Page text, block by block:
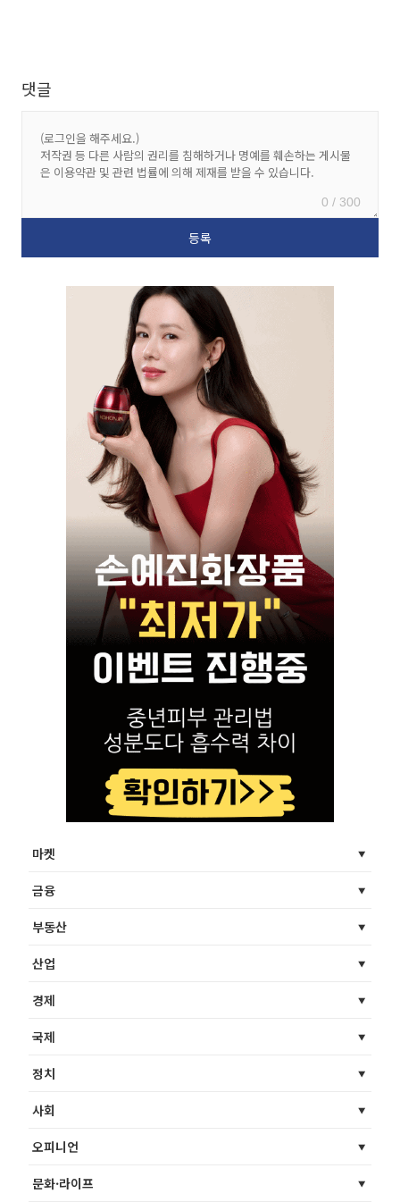
댓글
0 / 300
마켓
금융
부동산
산업
경제
국제
정치
사회
오피니언
문화·라이프